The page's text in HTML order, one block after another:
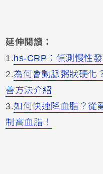
延伸閱讀：
1.hs-CRP：偵測慢性
2.為何會動脈粥狀硬化
善方法介紹
3.如何快速降血脂？從
制高血脂！